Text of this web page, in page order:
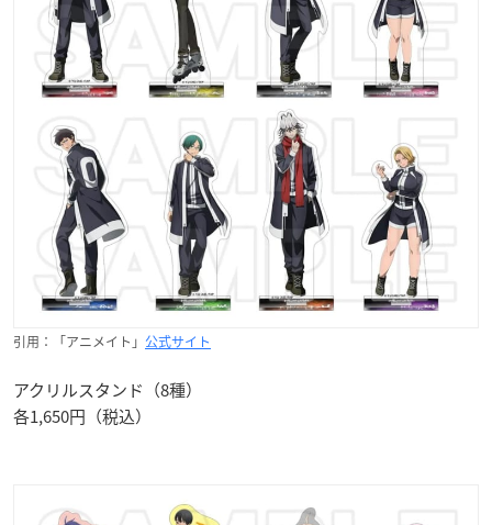
引用：「アニメイト」 公式サイト
アクリルスタンド（8種）
各1,650円（税込）